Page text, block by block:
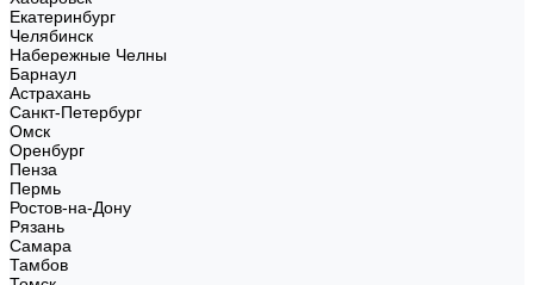
Екатеринбург
Челябинск
Набережные Челны
Барнаул
Астрахань
Санкт-Петербург
Омск
Оренбург
Пенза
Пермь
Ростов-на-Дону
Рязань
Самара
Тамбов